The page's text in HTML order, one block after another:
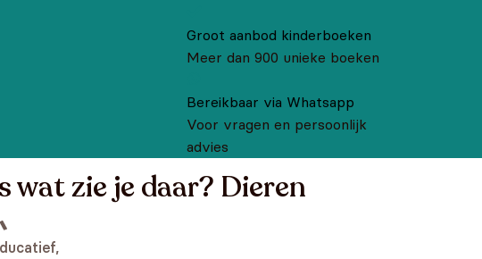
Groot aanbod kinderboeken
Meer dan 900 unieke boeken
Bereikbaar via Whatsapp
Voor vragen en persoonlijk
advies
wat zie je daar? Dieren